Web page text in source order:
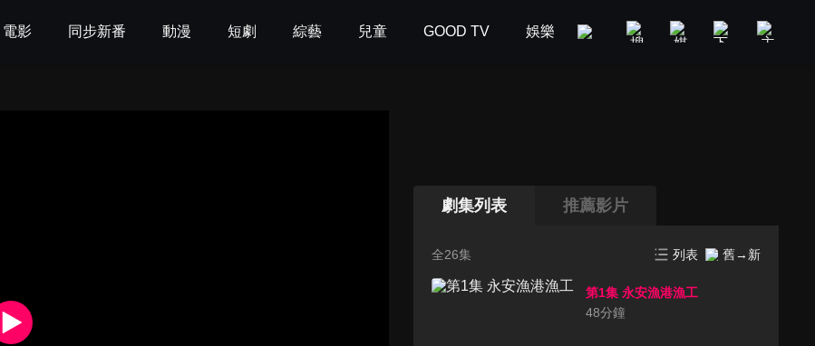
電影 同步新番 動漫 短劇 綜藝 兒童 GOOD TV 娛樂 美食旅遊 新聞政論
劇集列表 推薦影片
全26集 列表 舊→新
第1集 永安漁港漁工
48分鐘